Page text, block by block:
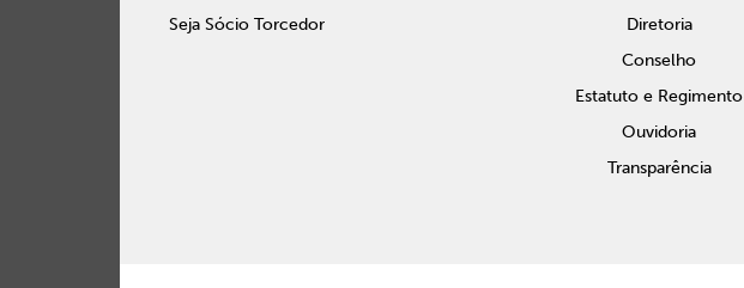
Seja Sócio Torcedor
Diretoria
Conselho
Estatuto e Regimento
Ouvidoria
Transparência